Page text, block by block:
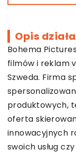
Opis
Bohema
filmów i reklam
Szweda. Firma
produktowych,
oferta
innowacyjnych
swoich usług